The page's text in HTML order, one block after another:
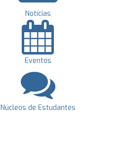
Notícias
Eventos
Núcleos de Estudantes